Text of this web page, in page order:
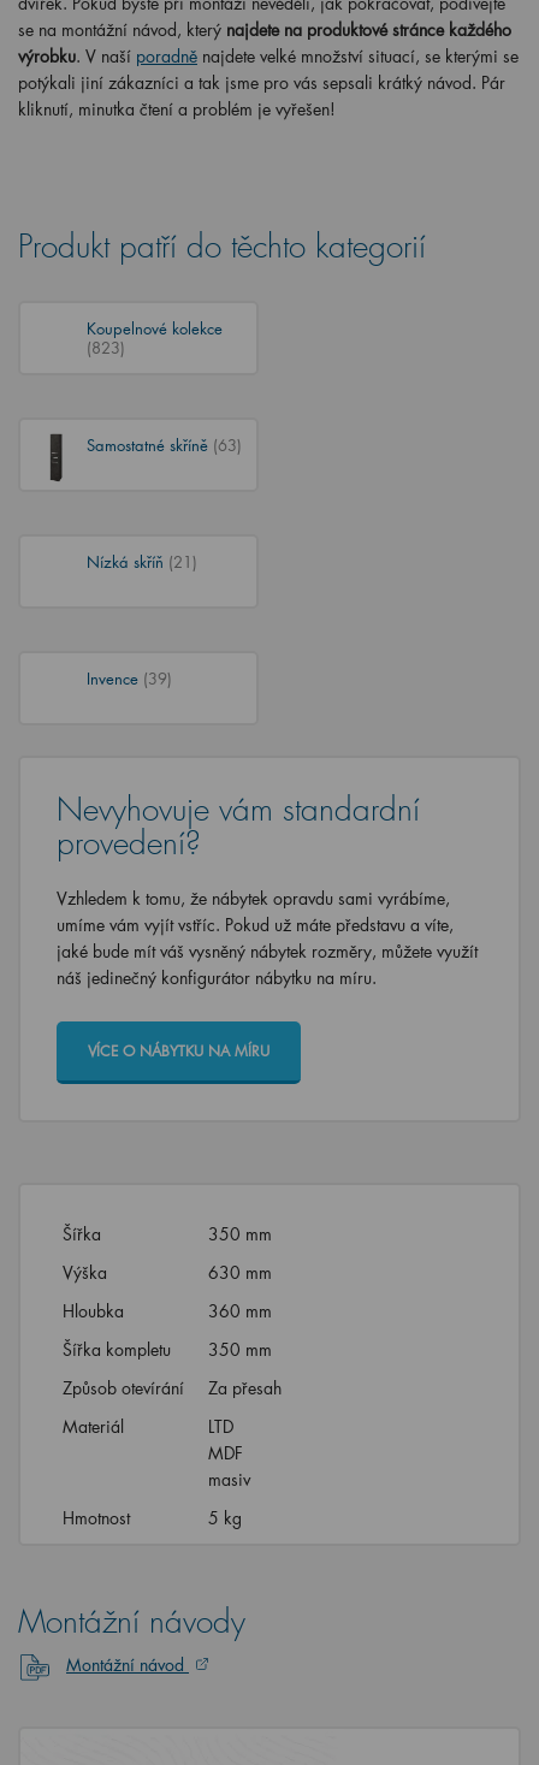
se na montážní návod, který najdete na produktové stránce každého
výrobku. V naší poradně najdete velké množství situací, se kterými se
potýkali jiní zákazníci a tak jsme pro vás sepsali krátký návod. Pár
kliknutí, minutka čtení a problém je vyřešen!
Produkt patří do těchto kategorií
Koupelnové kolekce
(823)
Samostatné skříně (63)
Nízká skříň (21)
Invence (39)
Nevyhovuje vám standardní
provedení?
Vzhledem k tomu, že nábytek opravdu sami vyrábíme,
umíme vám vyjít vstříc. Pokud už máte představu a víte,
jaké bude mít váš vysněný nábytek rozměry, můžete využít
náš jedinečný konfigurátor nábytku na míru.
VÍCE O NÁBYTKU NA MÍRU
Šířka
350 mm
Výška
630 mm
Hloubka
360 mm
Šířka kompletu
350 mm
Způsob otevírání
Za přesah
Materiál
LTD
MDF
masiv
Hmotnost
5 kg
Montážní návody
Montážní návod